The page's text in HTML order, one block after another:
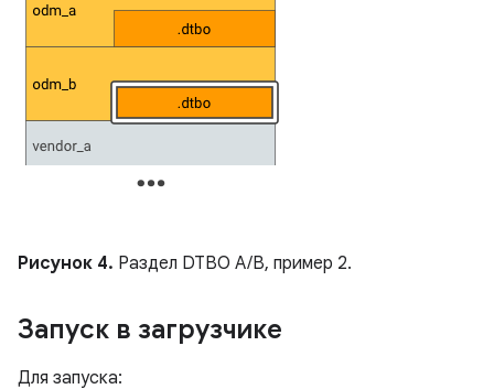
Рисунок 4. Раздел DTBO A/B, пример 2.
Запуск в загрузчике
Для запуска: